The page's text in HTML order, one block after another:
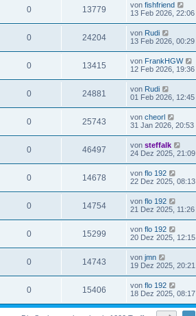
0 13779 von fishfriend
13 Feb 2026, 22:06
0 24204 von Rudi
13 Feb 2026, 00:29
0 13415 von FrankHGW
12 Feb 2026, 19:36
0 24881 von Rudi
01 Feb 2026, 12:45
0 25743 von cheorl
31 Jan 2026, 20:53
0 46497 von steffalk
24 Dez 2025, 21:09
0 14678 von flo 192
22 Dez 2025, 08:13
0 14754 von flo 192
21 Dez 2025, 11:26
0 15299 von flo 192
20 Dez 2025, 12:15
0 14743 von jmn
19 Dez 2025, 20:21
0 15406 von flo 192
18 Dez 2025, 08:17